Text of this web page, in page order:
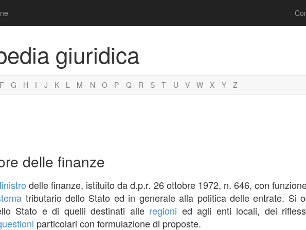
giuridica
G H I J K L M N O P Q R S T U V W X Y Z
delle finanze
delle finanze, istituito da d.p.r. 26 ottobre 1972, n. 646, con
tributario dello Stato ed in generale alla politica delle entrate. Si
Stato e di quelli destinati alle regioni ed agli enti locali, dei
particolari con formulazione di proposte.